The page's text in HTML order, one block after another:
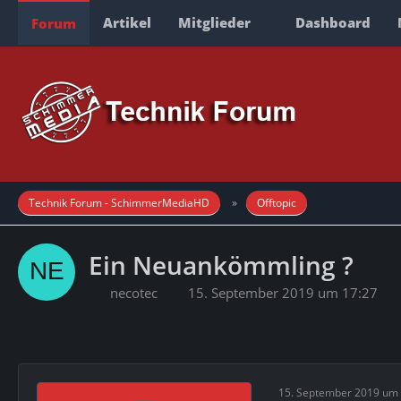
Forum Artikel Mitglieder Dashboard
Technik Forum - SchimmerMediaHD Offtopic
Ein Neuankömmling ?
necotec 15. September 2019 um 17:27
15. September 2019 um